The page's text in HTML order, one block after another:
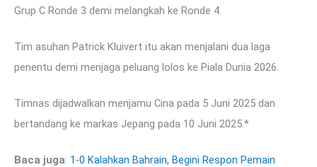
Grup C Ronde 3 demi melangkah ke Ronde 4.
Tim asuhan Patrick Kluivert itu akan menjalani dua laga
penentu demi menjaga peluang lolos ke Piala Dunia 2026.
Timnas dijadwalkan menjamu Cina pada 5 Juni 2025 dan
bertandang ke markas Jepang pada 10 Juni 2025.*
Baca juga: 1-0 Kalahkan Bahrain, Begini Respon Pemain